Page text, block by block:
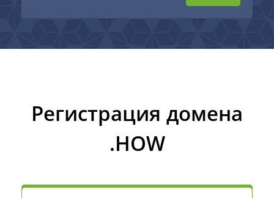
Регистрация домена
.HOW